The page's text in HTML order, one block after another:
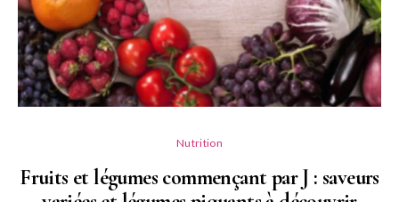
Nutrition
Fruits et légumes commençant par J : saveurs